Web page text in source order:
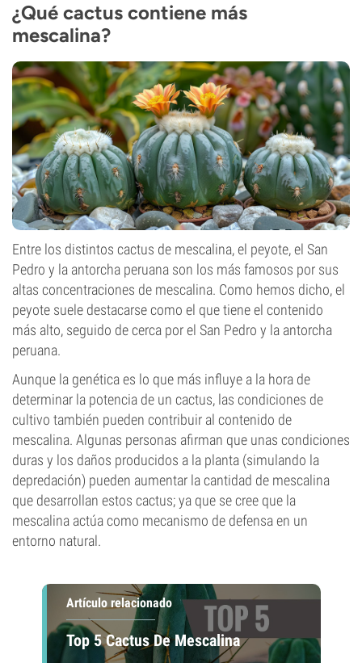
¿Qué cactus contiene más
mescalina?
Entre los distintos cactus de mescalina, el peyote, el San
Pedro y la antorcha peruana son los más famosos por sus
altas concentraciones de mescalina. Como hemos dicho, el
peyote suele destacarse como el que tiene el contenido
más alto, seguido de cerca por el San Pedro y la antorcha
peruana.
Aunque la genética es lo que más influye a la hora de
determinar la potencia de un cactus, las condiciones de
cultivo también pueden contribuir al contenido de
mescalina. Algunas personas afirman que unas condiciones
duras y los daños producidos a la planta (simulando la
depredación) pueden aumentar la cantidad de mescalina
que desarrollan estos cactus; ya que se cree que la
mescalina actúa como mecanismo de defensa en un
entorno natural.
Artículo relacionado
Top 5 Cactus De Mescalina